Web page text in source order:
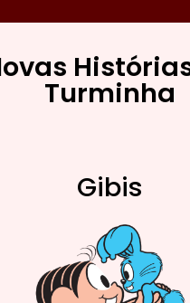
Turminha
Gibis